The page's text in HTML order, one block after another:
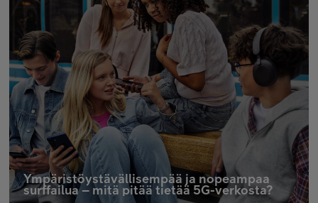
Ympäristöystävällisempää ja nopeampaa
surffailua – mitä pitää tietää 5G-verkosta?